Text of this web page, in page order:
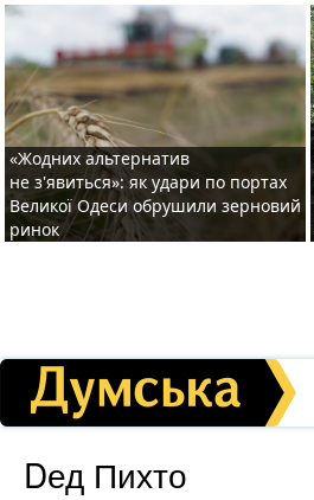
«Жодних альтернатив
не з'явиться»: як удари по портах
Великої Одеси обрушили зерновий
ринок
Dед Пихто